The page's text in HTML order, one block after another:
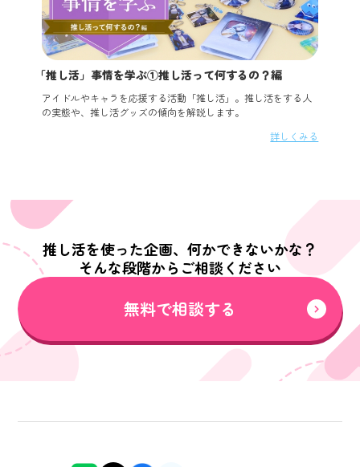
「推し活」事情を学ぶ①推し活って何するの？編
アイドルやキャラを応援する活動「推し活」。推し活をする人
の実態や、推し活グッズの傾向を解説します。
詳しくみる
推し活を使った企画、何かできないかな？
そんな段階からご相談ください
無料で相談する